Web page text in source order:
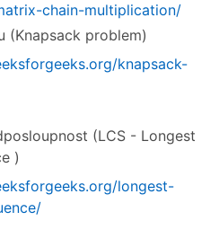
chain-multiplication/
(Knapsack problem)
knapsack-
(LCS - Longest
)
longest-